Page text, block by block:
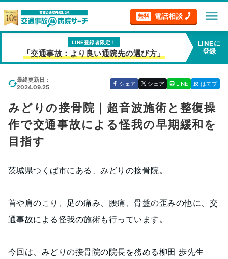
無料 電話相談 menu
LINE登録者限定！
「交通事故：より良い通院先の選び方」
LINEに
登録
最終更新日：
2024.09.25
シェア シェア LINE はてブ
みどりの接骨院｜超音波施術と整復操
作で交通事故による怪我の早期緩和を
目指す
茨城県つくば市にある、みどりの接骨院。
首や肩のこり、足の痛み、腰痛、骨盤の歪みの他に、交
通事故による怪我の施術も行っています。
今回は、みどりの接骨院の院長を務める柳田 歩先生